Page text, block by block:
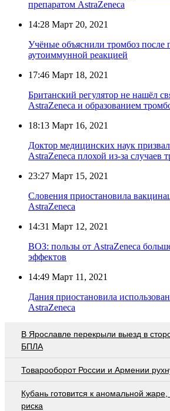
препаратом AstraZeneca
14:28 Март 20, 2021
Учёные объяснили тромбоз после
аутоиммунной реакцией
17:46 Март 18, 2021
Британский регулятор не нашёл
AstraZeneca и образованием
18:13 Март 16, 2021
Доктор медицинских наук
AstraZeneca плохой из-за случаев
23:27 Март 15, 2021
Словения приостановила
AstraZeneca
14:31 Март 12, 2021
ВОЗ: пользы от AstraZeneca
эффектов
14:49 Март 11, 2021
Дания приостановила
AstraZeneca
В Ярославле перекрыли выезд в
БПЛА
Товарооборот России и Армении
Кубань готовится к аномальной
риска